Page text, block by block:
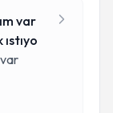
var
ıstıyo